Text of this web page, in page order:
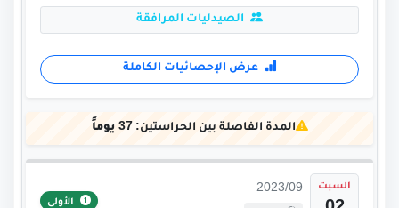
الصيدليات المرافقة
عرض الإحصائيات الكاملة
المدة الفاصلة بين الحراستين: 37 يوماً
السبت 2023/09
الأولى